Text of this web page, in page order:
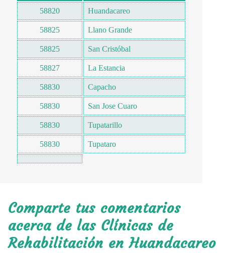
58820 Huandacareo
58825 Llano Grande
58825 San Cristóbal
58827 La Estancia
58830 Capacho
58830 San Jose Cuaro
58830 Tupatarillo
58830 Tupataro
Comparte tus comentarios
acerca de las Clínicas de
Rehabilitación en Huandacareo